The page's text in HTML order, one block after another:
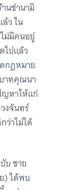
นชำนามิ
ว ใน
ม่มีคนอยู่
ไปแล้ว
กฎหมาย
าทคุณนา
หาให้แก่
งจันทร์
ว่าไม่ได้
บ ชาย
) ได้พบ